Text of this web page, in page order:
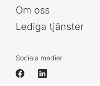
Om oss
Lediga tjänster
Sociala medier